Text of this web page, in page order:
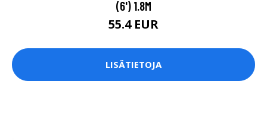
(6') 1.8M
55.4 EUR
LISÄTIETOJA